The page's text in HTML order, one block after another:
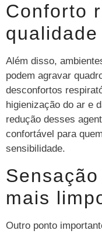
Conforto
Além disso,
podem agravar
desconfortos
higienização do ar e
redução desses
confortável para
sensibilidade.
mais
Outro ponto